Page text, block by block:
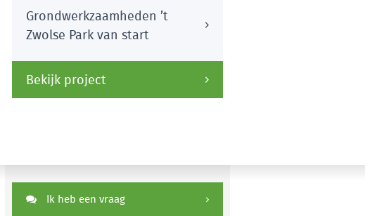
Grondwerkzaamheden ’t
Zwolse Park van start
Bekijk project
Ik heb een vraag